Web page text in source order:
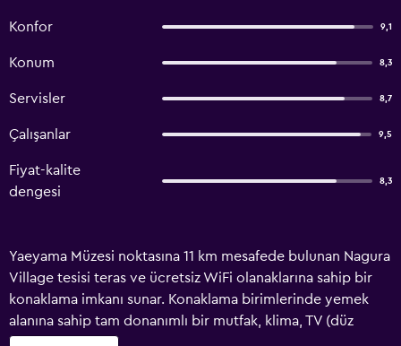
Konfor 9,1
Konum 8,3
Servisler 8,7
Çalışanlar 9,5
Fiyat-kalite
dengesi
8,3
Yaeyama Müzesi noktasına 11 km mesafede bulunan Nagura
Village tesisi teras ve ücretsiz WiFi olanaklarına sahip bir
konaklama imkanı sunar. Konaklama birimlerinde yemek
alanına sahip tam donanımlı bir mutfak, klima, TV (düz
ekran) ile içinde bide, ücretsiz banyo malzemeleri ve saç